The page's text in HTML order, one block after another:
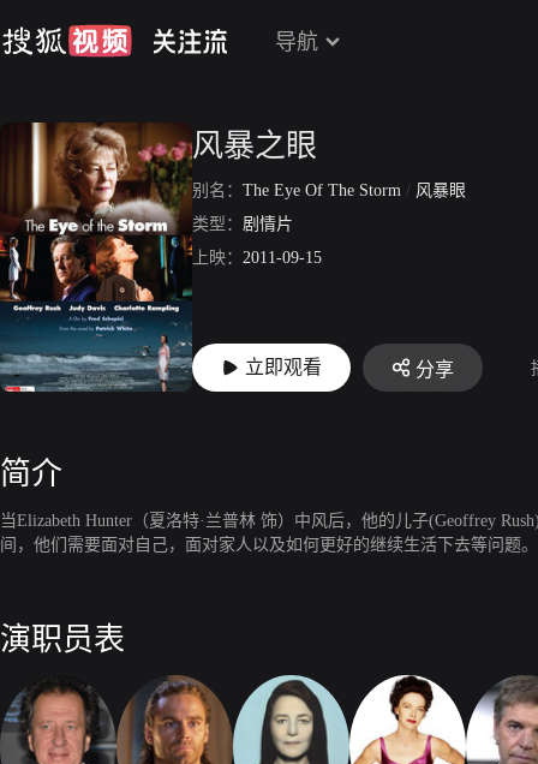
导航
风暴之眼
别名： The Eye Of The Storm / 风暴眼
类型： 剧情片
上映： 2011-09-15
立即观看 分享
简介
当Elizabeth Hunter（夏洛特·兰普林 饰）中风后，他的儿子(Geoffrey
间，他们需要面对自己，面对家人以及如何更好的继续生活下去等问题。
演职员表